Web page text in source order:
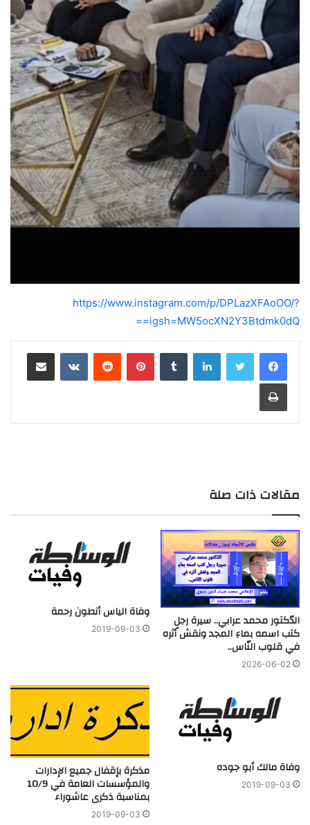
https://www.instagram.com/p/DPLazXFAoOO/?
igsh=MW5ocXN2Y3Btdmk0dQ==
لينكدإن بينتيريست مشاركة عبر البريد
طباعة
مقالات ذات صلة
الدّكتور محمد عرابي.. سيرة رجلٍ
كتب اسمه بماءِ المجد ونقش أثره
في قلوب النّاس..
2026-06-02
وفاة الياس أنطون رحمة
2019-09-03
وفاة مالك أبو جوده
2019-09-03
مذكرة بإقفال جميع الإدارات
والمؤسسات العامة في 10/9
بمناسبة ذكرى عاشوراء
2019-09-03